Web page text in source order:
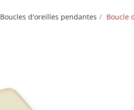
Boucles d'oreilles pendantes Boucle